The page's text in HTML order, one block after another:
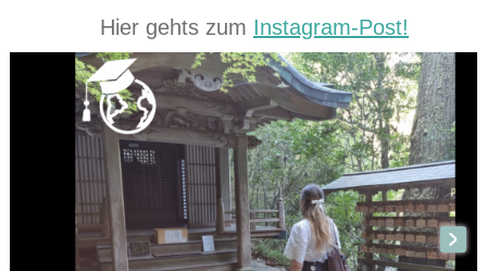
Hier gehts zum Instagram-Post!